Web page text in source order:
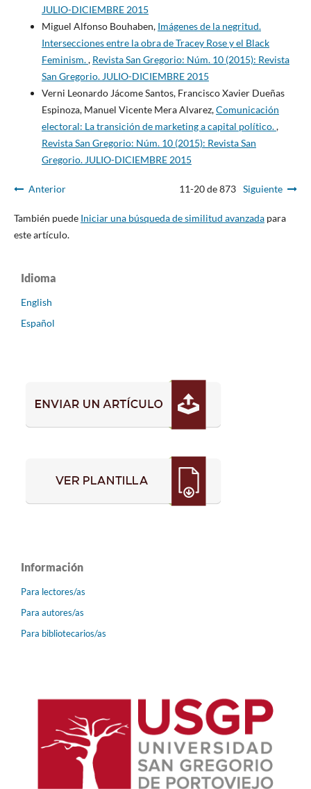
JULIO-DICIEMBRE 2015
Miguel Alfonso Bouhaben, Imágenes de la negritud.
Intersecciones entre la obra de Tracey Rose y el Black
Feminism., Revista San Gregorio: Núm. 10 (2015): Revista
San Gregorio. JULIO-DICIEMBRE 2015
Verni Leonardo Jácome Santos, Francisco Xavier Dueñas
Espinoza, Manuel Vicente Mera Alvarez,Comunicación
electoral: La transición de marketing a capital político.,
Revista San Gregorio: Núm. 10 (2015): Revista San
Gregorio. JULIO-DICIEMBRE 2015
Anterior 11-20 de 873 Siguiente
También puede Iniciar una búsqueda de similitud avanzadapara
este artículo.
Idioma
English
Español
Información
Para lectores/as
Para autores/as
Para bibliotecarios/as